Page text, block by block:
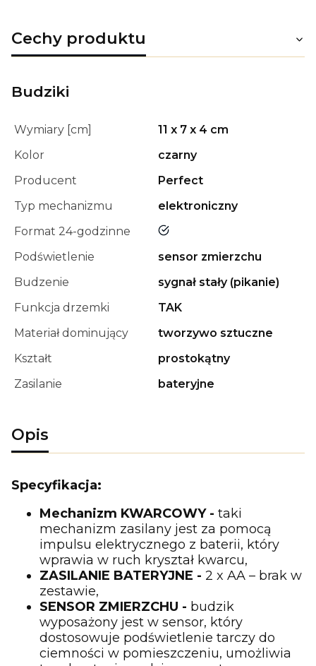
Cechy produktu
Budziki
Wymiary [cm]
11 x 7 x 4 cm
Kolor
czarny
Producent
Perfect
Typ mechanizmu
elektroniczny
Format 24-godzinne
tak
Podświetlenie
sensor zmierzchu
Budzenie
sygnał stały (pikanie)
Funkcja drzemki
TAK
Materiał dominujący
tworzywo sztuczne
Kształt
prostokątny
Zasilanie
bateryjne
Opis
Specyfikacja:
Mechanizm KWARCOWY - taki
mechanizm zasilany jest za pomocą
impulsu elektrycznego z baterii, który
wprawia w ruch kryształ kwarcu,
ZASILANIE BATERYJNE - 2 x AA – brak w
zestawie,
SENSOR ZMIERZCHU - budzik
wyposażony jest w sensor, który
dostosowuje podświetlenie tarczy do
ciemności w pomieszczeniu, umożliwia